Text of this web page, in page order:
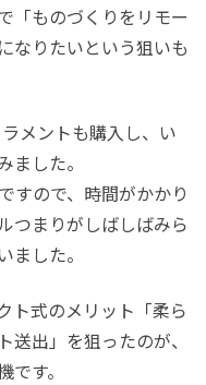
「ものづくりをリモー
なりたいという狙いも
メントも購入し、い
した。
すので、時間がかかり
つまりがしばしばみら
した。
ト式のメリット「柔ら
出」を狙ったのが、
す。